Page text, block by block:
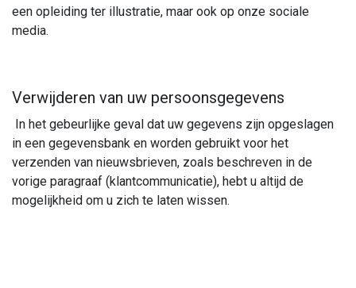
een opleiding ter illustratie, maar ook op onze sociale
media.
Verwijderen van uw persoonsgegevens
In het gebeurlijke geval dat uw gegevens zijn opgeslagen
in een gegevensbank en worden gebruikt voor het
verzenden van nieuwsbrieven, zoals beschreven in de
vorige paragraaf (klantcommunicatie), hebt u altijd de
mogelijkheid om u zich te laten wissen.